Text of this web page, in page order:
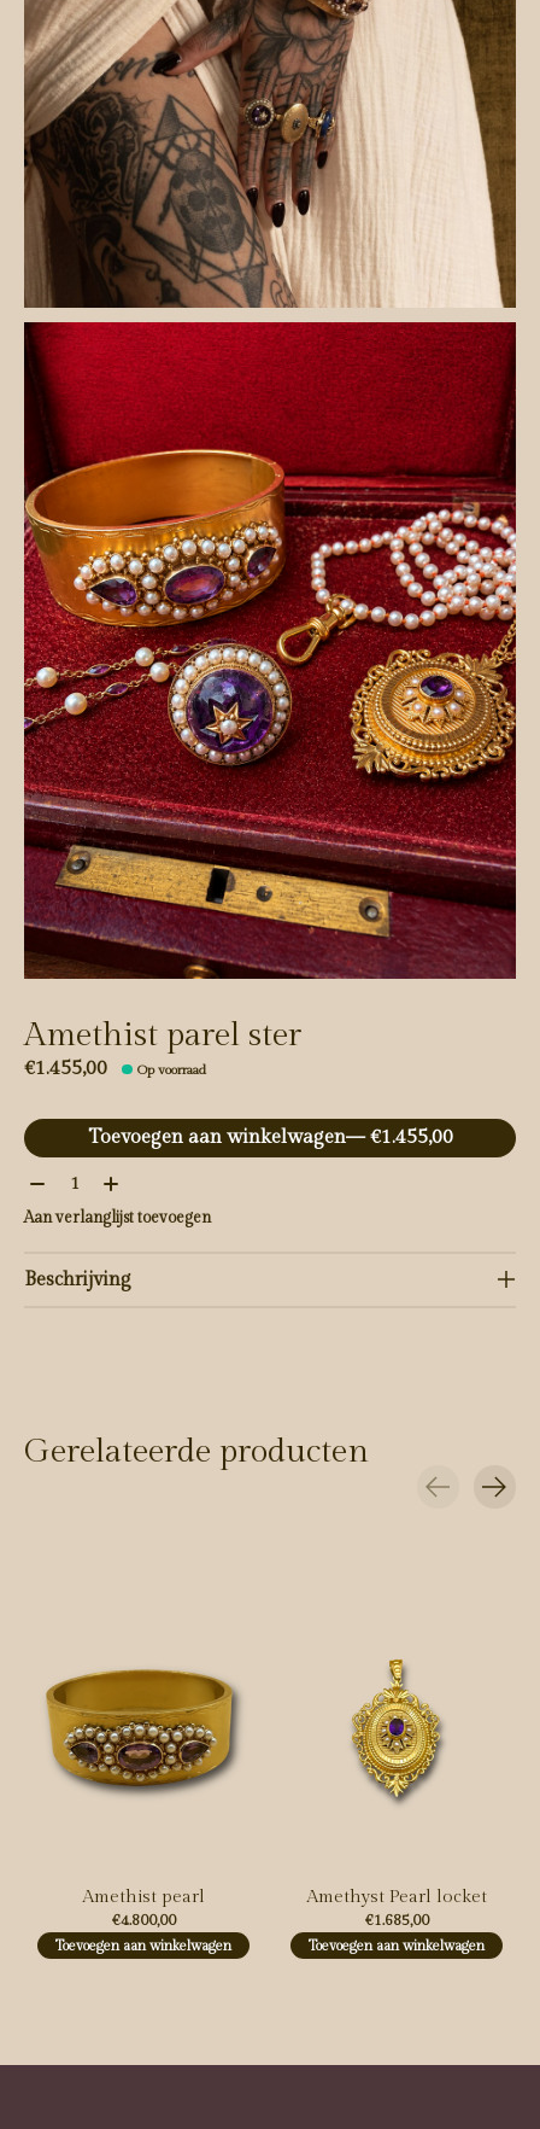
Amethist parel ster
€1.455,00 Op voorraad
Toevoegen aan winkelwagen
— €1.455,00
Aantal:
Aan verlanglijst toevoegen
Beschrijving
Gerelateerde producten
Amethist pearl
€4.800,00
Toevoegen aan winkelwagen
Amethyst Pearl locket
€1.685,00
Toevoegen aan winkelwagen